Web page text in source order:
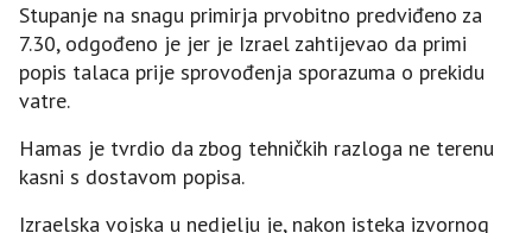
Stupanje na snagu primirja prvobitno predviđeno za
7.30, odgođeno je jer je Izrael zahtijevao da primi
popis talaca prije sprovođenja sporazuma o prekidu
vatre.
Hamas je tvrdio da zbog tehničkih razloga ne terenu
kasni s dostavom popisa.
Izraelska vojska u nedjelju je, nakon isteka izvornog